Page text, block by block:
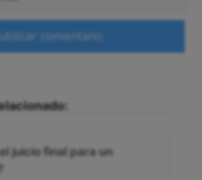
juicio final para un